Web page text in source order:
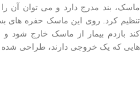
ماسک، بند مدرج دارد و می توان آن
تنظیم کرد. روی این ماسک حفره های
کند بازدم بیمار از ماسک خارج شود و
هایی که یک خروجی دارند، طراحی